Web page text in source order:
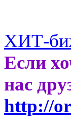
ХИТ-
Если
нас
http://